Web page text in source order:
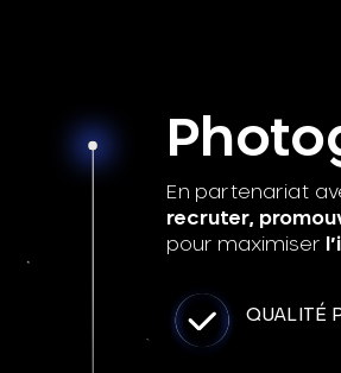
En partenariat
recruter,
pour maximiser
QUALITÉ